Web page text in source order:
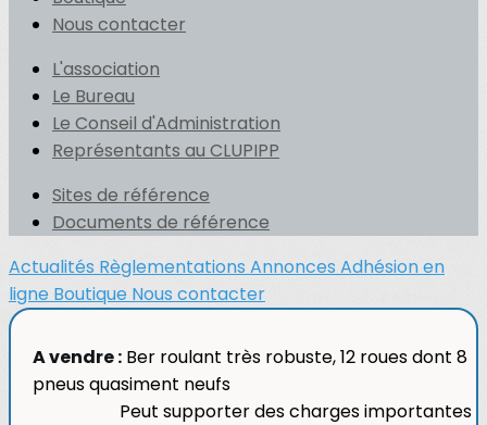
Nous contacter
L'association
Le Bureau
Le Conseil d'Administration
Représentants au CLUPIPP
Sites de référence
Documents de référence
Actualités Règlementations Annonces Adhésion en
ligne Boutique Nous contacter
A vendre : Ber roulant très robuste, 12 roues dont 8
pneus quasiment neufs
Peut supporter des charges importantes